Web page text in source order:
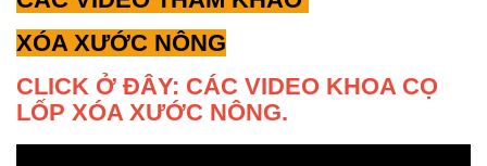
XÓA XƯỚC NÔNG
CLICK Ở ĐÂY: CÁC VIDEO KHOA CỌ
LỐP XÓA XƯỚC NÔNG.